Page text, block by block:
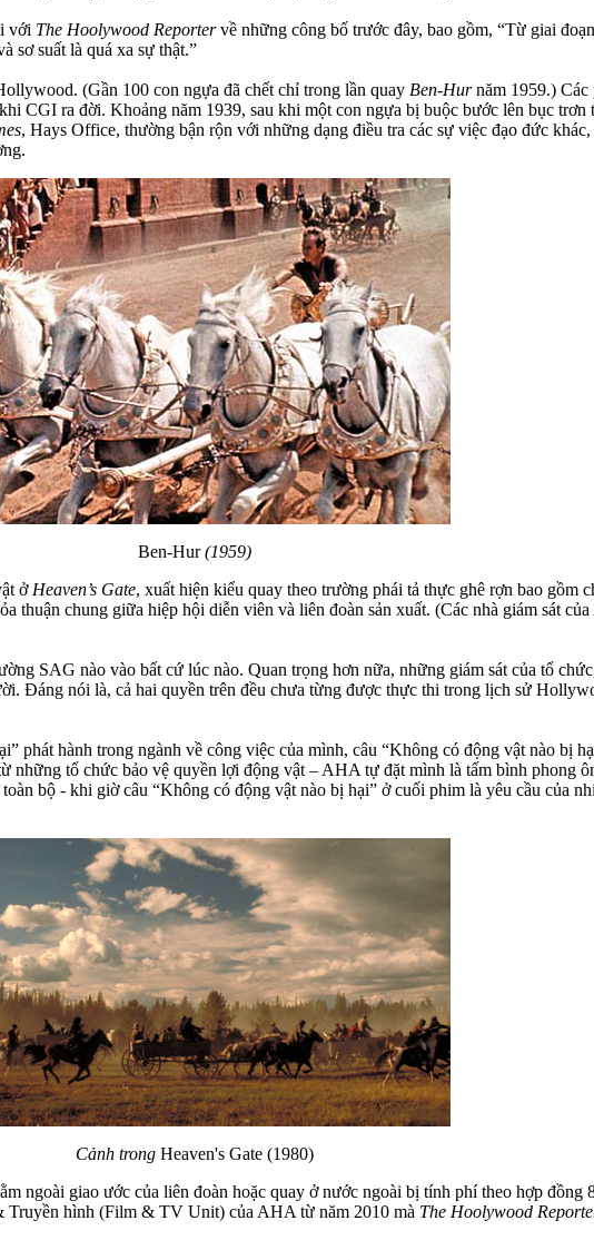
với The Hoolywood Reportervề những công bố trước đây, bao gồm, “Từ giai
sơ suất là quá xa sự thật.”
(Gần 100 con ngựa đã chết chỉ trong lần quay Ben-Hurnăm 1959.) Các
CGI ra đời. Khoảng năm 1939, sau khi một con ngựa bị buộc bước lên bục
, Hays Office, thường bận rộn với những dạng điều tra các sự việc đạo đức
Ben-Hur(1959)
ở Heaven’s Gate, xuất hiện kiểu quay theo trường phái tả thực ghê rợn bao gồm
thuận chung giữa hiệp hội diễn viên và liên đoàn sản xuất. (Các nhà giám sát
SAG nào vào bất cứ lúc nào. Quan trọng hơn nữa, những giám sát của tổ
Đáng nói là, cả hai quyền trên đều chưa từng được thực thi trong lịch sử
phát hành trong ngành về công việc của mình, câu “Không có động vật nào bị
những tổ chức bảo vệ quyền lợi động vật – AHA tự đặt mình là tấm bình phong
bộ - khi giờ câu “Không có động vật nào bị hại” ở cuối phim là yêu cầu của
Cảnh trong Heaven's Gate (1980)
ngoài giao ước của liên đoàn hoặc quay ở nước ngoài bị tính phí theo hợp đồng
Truyền hình (Film & TV Unit) của AHA từ năm 2010 mà The Hoolywood